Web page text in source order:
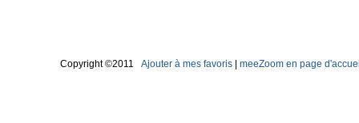
Copyright ©2011 Ajouter à mes favoris meeZoom en page